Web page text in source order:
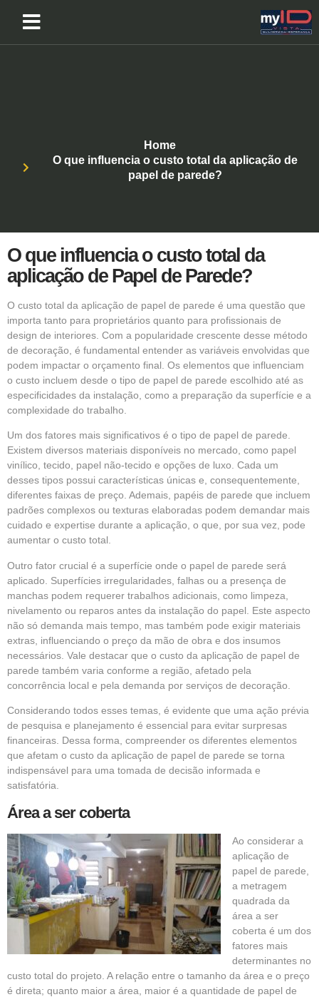
Home
O que influencia o custo total da aplicação de
papel de parede?
O que influencia o custo total da
aplicação de Papel de Parede?
O custo total da aplicação de papel de parede é uma questão que
importa tanto para proprietários quanto para profissionais de
design de interiores. Com a popularidade crescente desse método
de decoração, é fundamental entender as variáveis envolvidas que
podem impactar o orçamento final. Os elementos que influenciam
o custo incluem desde o tipo de papel de parede escolhido até as
especificidades da instalação, como a preparação da superfície e a
complexidade do trabalho.
Um dos fatores mais significativos é o tipo de papel de parede.
Existem diversos materiais disponíveis no mercado, como papel
vinílico, tecido, papel não-tecido e opções de luxo. Cada um
desses tipos possui características únicas e, consequentemente,
diferentes faixas de preço. Ademais, papéis de parede que incluem
padrões complexos ou texturas elaboradas podem demandar mais
cuidado e expertise durante a aplicação, o que, por sua vez, pode
aumentar o custo total.
Outro fator crucial é a superfície onde o papel de parede será
aplicado. Superfícies irregularidades, falhas ou a presença de
manchas podem requerer trabalhos adicionais, como limpeza,
nivelamento ou reparos antes da instalação do papel. Este aspecto
não só demanda mais tempo, mas também pode exigir materiais
extras, influenciando o preço da mão de obra e dos insumos
necessários. Vale destacar que o custo da aplicação de papel de
parede também varia conforme a região, afetado pela
concorrência local e pela demanda por serviços de decoração.
Considerando todos esses temas, é evidente que uma ação prévia
de pesquisa e planejamento é essencial para evitar surpresas
financeiras. Dessa forma, compreender os diferentes elementos
que afetam o custo da aplicação de papel de parede se torna
indispensável para uma tomada de decisão informada e
satisfatória.
Área a ser coberta
Ao considerar a
aplicação de
papel de parede,
a metragem
quadrada da
área a ser
coberta é um dos
fatores mais
determinantes no
custo total do projeto. A relação entre o tamanho da área e o preço
é direta; quanto maior a área, maior é a quantidade de papel de